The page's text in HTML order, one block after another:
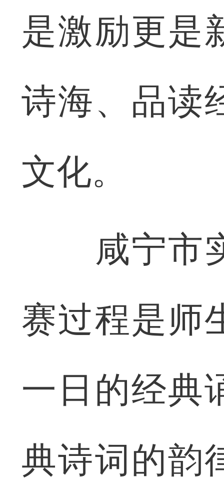
是激励更是
诗海、品读
文化。
咸宁市实
赛过程是师
一日的经典
典诗词的韵